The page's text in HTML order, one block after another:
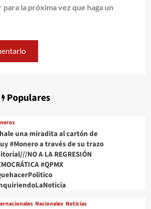
la próxima vez que haga un
Populares
una miradita al cartón de
#Monero a través de su trazo
NO A LA REGRESIÓN
#QPMX
Nacionales Noticias